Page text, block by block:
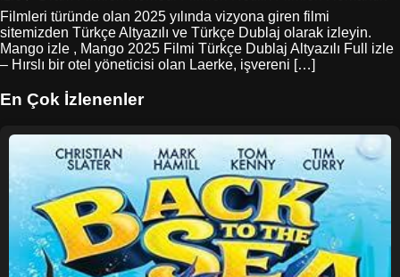
Filmleri türünde olan 2025 yılında vizyona giren filmi
sitemizden Türkçe Altyazılı ve Türkçe Dublaj olarak izleyin.
Mango izle , Mango 2025 Filmi Türkçe Dublaj Altyazılı Full izle
– Hırslı bir otel yöneticisi olan Laerke, işvereni […]
En Çok İzlenenler